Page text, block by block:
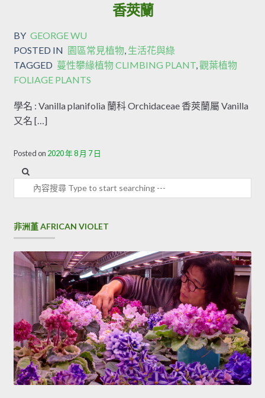
香莢蘭
BY GEORGE WU
POSTED IN 園區常見植物, 生活花與綠
TAGGED 蔓性攀緣植物 CLIMBING PLANT,觀葉植物
FOLIAGE PLANTS
學名 : Vanilla planifolia 蘭科 Orchidaceae 香莢蘭屬 Vanilla
又名 […]
Posted on 2020 年 8 月 7 日
內容搜尋
非洲堇 AFRICAN VIOLET